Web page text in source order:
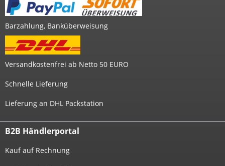
Barzahlung, Banküberweisung
Versandkostenfrei ab Netto 50 EURO
Schnelle Lieferung
Lieferung an DHL Packstation
B2B Händlerportal
Kauf auf Rechnung